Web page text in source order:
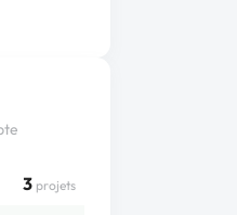
3 projets